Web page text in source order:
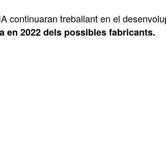
continuaran treballant en el
en 2022 dels possibles fabricants.